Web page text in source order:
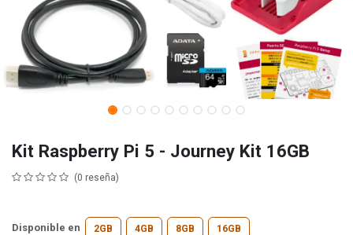
Kit Raspberry Pi 5 - Journey Kit 16GB
(0 reseña)
Disponible en 2GB 4GB 8GB 16GB